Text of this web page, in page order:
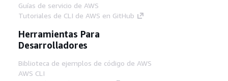
Guías de servicio de AWS
Tutoriales de CLI de AWS en GitHub
Herramientas Para
Desarrolladores
Biblioteca de ejemplos de código de AWS
AWS CLI